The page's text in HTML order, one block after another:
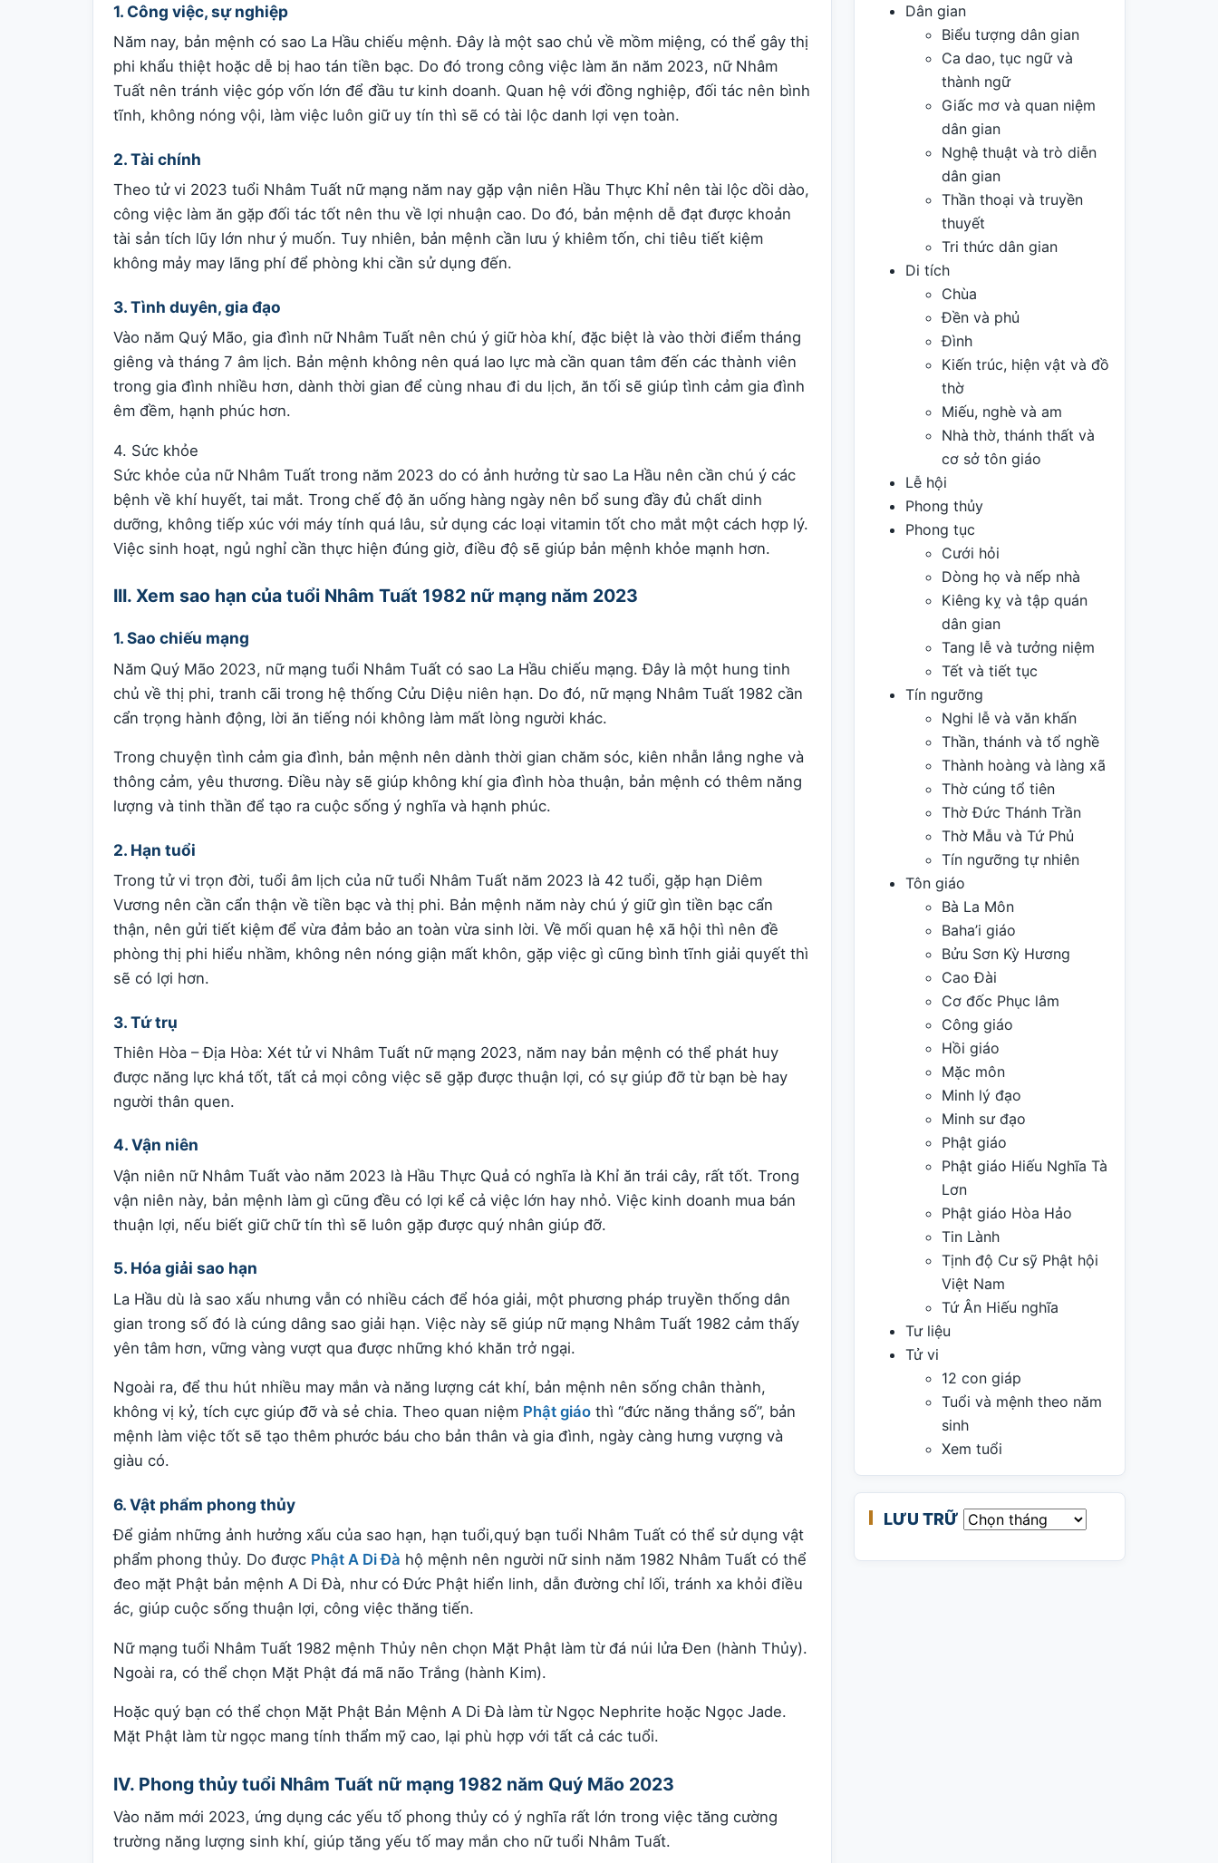
1. Công việc, sự nghiệp
Năm nay, bản mệnh có sao La Hầu chiếu mệnh. Đây là một sao chủ về mồm miệng, có thể gây thị
phi khẩu thiệt hoặc dễ bị hao tán tiền bạc. Do đó trong công việc làm ăn năm 2023, nữ Nhâm
Tuất nên tránh việc góp vốn lớn để đầu tư kinh doanh. Quan hệ với đồng nghiệp, đối tác nên bình
tĩnh, không nóng vội, làm việc luôn giữ uy tín thì sẽ có tài lộc danh lợi vẹn toàn.
2. Tài chính
Theo tử vi 2023 tuổi Nhâm Tuất nữ mạng năm nay gặp vận niên Hầu Thực Khỉ nên tài lộc dồi dào,
công việc làm ăn gặp đối tác tốt nên thu về lợi nhuận cao. Do đó, bản mệnh dễ đạt được khoản
tài sản tích lũy lớn như ý muốn. Tuy nhiên, bản mệnh cần lưu ý khiêm tốn, chi tiêu tiết kiệm
không mảy may lãng phí để phòng khi cần sử dụng đến.
3. Tình duyên, gia đạo
Vào năm Quý Mão, gia đình nữ Nhâm Tuất nên chú ý giữ hòa khí, đặc biệt là vào thời điểm tháng
giêng và tháng 7 âm lịch. Bản mệnh không nên quá lao lực mà cần quan tâm đến các thành viên
trong gia đình nhiều hơn, dành thời gian để cùng nhau đi du lịch, ăn tối sẽ giúp tình cảm gia đình
êm đềm, hạnh phúc hơn.
4. Sức khỏe
Sức khỏe của nữ Nhâm Tuất trong năm 2023 do có ảnh hưởng từ sao La Hầu nên cần chú ý các
bệnh về khí huyết, tai mắt. Trong chế độ ăn uống hàng ngày nên bổ sung đầy đủ chất dinh
dưỡng, không tiếp xúc với máy tính quá lâu, sử dụng các loại vitamin tốt cho mắt một cách hợp lý.
Việc sinh hoạt, ngủ nghỉ cần thực hiện đúng giờ, điều độ sẽ giúp bản mệnh khỏe mạnh hơn.
III. Xem sao hạn của tuổi Nhâm Tuất 1982 nữ mạng năm 2023
1. Sao chiếu mạng
Năm Quý Mão 2023, nữ mạng tuổi Nhâm Tuất có sao La Hầu chiếu mạng. Đây là một hung tinh
chủ về thị phi, tranh cãi trong hệ thống Cửu Diệu niên hạn. Do đó, nữ mạng Nhâm Tuất 1982 cần
cẩn trọng hành động, lời ăn tiếng nói không làm mất lòng người khác.
Trong chuyện tình cảm gia đình, bản mệnh nên dành thời gian chăm sóc, kiên nhẫn lắng nghe và
thông cảm, yêu thương. Điều này sẽ giúp không khí gia đình hòa thuận, bản mệnh có thêm năng
lượng và tinh thần để tạo ra cuộc sống ý nghĩa và hạnh phúc.
2. Hạn tuổi
Trong tử vi trọn đời, tuổi âm lịch của nữ tuổi Nhâm Tuất năm 2023 là 42 tuổi, gặp hạn Diêm
Vương nên cần cẩn thận về tiền bạc và thị phi. Bản mệnh năm này chú ý giữ gìn tiền bạc cẩn
thận, nên gửi tiết kiệm để vừa đảm bảo an toàn vừa sinh lời. Về mối quan hệ xã hội thì nên đề
phòng thị phi hiểu nhầm, không nên nóng giận mất khôn, gặp việc gì cũng bình tĩnh giải quyết thì
sẽ có lợi hơn.
3. Tứ trụ
Thiên Hòa – Địa Hòa: Xét tử vi Nhâm Tuất nữ mạng 2023, năm nay bản mệnh có thể phát huy
được năng lực khá tốt, tất cả mọi công việc sẽ gặp được thuận lợi, có sự giúp đỡ từ bạn bè hay
người thân quen.
4. Vận niên
Vận niên nữ Nhâm Tuất vào năm 2023 là Hầu Thực Quả có nghĩa là Khỉ ăn trái cây, rất tốt. Trong
vận niên này, bản mệnh làm gì cũng đều có lợi kể cả việc lớn hay nhỏ. Việc kinh doanh mua bán
thuận lợi, nếu biết giữ chữ tín thì sẽ luôn gặp được quý nhân giúp đỡ.
5. Hóa giải sao hạn
La Hầu dù là sao xấu nhưng vẫn có nhiều cách để hóa giải, một phương pháp truyền thống dân
gian trong số đó là cúng dâng sao giải hạn. Việc này sẽ giúp nữ mạng Nhâm Tuất 1982 cảm thấy
yên tâm hơn, vững vàng vượt qua được những khó khăn trở ngại.
Ngoài ra, để thu hút nhiều may mắn và năng lượng cát khí, bản mệnh nên sống chân thành,
không vị kỷ, tích cực giúp đỡ và sẻ chia. Theo quan niệm Phật giáo thì “đức năng thắng số”, bản
mệnh làm việc tốt sẽ tạo thêm phước báu cho bản thân và gia đình, ngày càng hưng vượng và
giàu có.
6. Vật phẩm phong thủy
Để giảm những ảnh hưởng xấu của sao hạn, hạn tuổi,quý bạn tuổi Nhâm Tuất có thể sử dụng vật
phẩm phong thủy. Do được Phật A Di Đà hộ mệnh nên người nữ sinh năm 1982 Nhâm Tuất có thể
đeo mặt Phật bản mệnh A Di Đà, như có Đức Phật hiển linh, dẫn đường chỉ lối, tránh xa khỏi điều
ác, giúp cuộc sống thuận lợi, công việc thăng tiến.
Nữ mạng tuổi Nhâm Tuất 1982 mệnh Thủy nên chọn Mặt Phật làm từ đá núi lửa Đen (hành Thủy).
Ngoài ra, có thể chọn Mặt Phật đá mã não Trắng (hành Kim).
Hoặc quý bạn có thể chọn Mặt Phật Bản Mệnh A Di Đà làm từ Ngọc Nephrite hoặc Ngọc Jade.
Mặt Phật làm từ ngọc mang tính thẩm mỹ cao, lại phù hợp với tất cả các tuổi.
IV. Phong thủy tuổi Nhâm Tuất nữ mạng 1982 năm Quý Mão 2023
Vào năm mới 2023, ứng dụng các yếu tố phong thủy có ý nghĩa rất lớn trong việc tăng cường
trường năng lượng sinh khí, giúp tăng yếu tố may mắn cho nữ tuổi Nhâm Tuất.
Dân gian
Biểu tượng dân gian
Ca dao, tục ngữ và
thành ngữ
Giấc mơ và quan niệm
dân gian
Nghệ thuật và trò diễn
dân gian
Thần thoại và truyền
thuyết
Tri thức dân gian
Di tích
Chùa
Đền và phủ
Đình
Kiến trúc, hiện vật và đồ
thờ
Miếu, nghè và am
Nhà thờ, thánh thất và
cơ sở tôn giáo
Lễ hội
Phong thủy
Phong tục
Cưới hỏi
Dòng họ và nếp nhà
Kiêng kỵ và tập quán
dân gian
Tang lễ và tưởng niệm
Tết và tiết tục
Tín ngưỡng
Nghi lễ và văn khấn
Thần, thánh và tổ nghề
Thành hoàng và làng xã
Thờ cúng tổ tiên
Thờ Đức Thánh Trần
Thờ Mẫu và Tứ Phủ
Tín ngưỡng tự nhiên
Tôn giáo
Bà La Môn
Baha’i giáo
Bửu Sơn Kỳ Hương
Cao Đài
Cơ đốc Phục lâm
Công giáo
Hồi giáo
Mặc môn
Minh lý đạo
Minh sư đạo
Phật giáo
Phật giáo Hiếu Nghĩa Tà
Lơn
Phật giáo Hòa Hảo
Tin Lành
Tịnh độ Cư sỹ Phật hội
Việt Nam
Tứ Ân Hiếu nghĩa
Tư liệu
Tử vi
12 con giáp
Tuổi và mệnh theo năm
sinh
Xem tuổi
LƯU TRỮ Lưu trữ